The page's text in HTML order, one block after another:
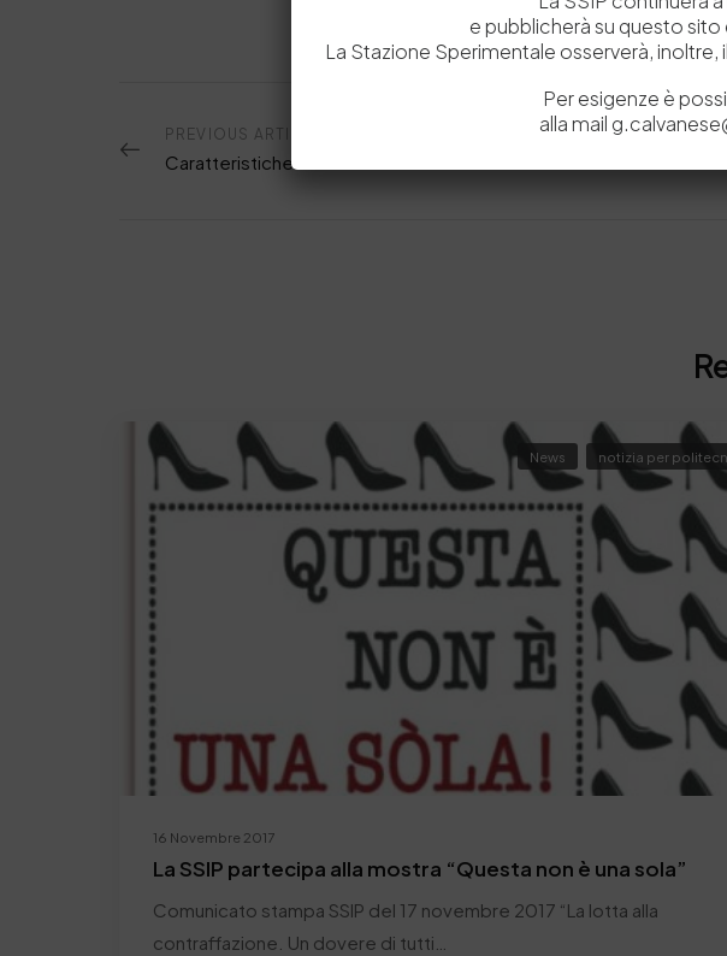
PREVIOUS ARTICOLO
Caratteristiche della rifinizione Release
16 Novembre 2017
News notizia per
La SSIP partecipa alla mostra “Questa non è una sola”
Comunicato stampa SSIP del 17 novembre 2017 “La lotta alla
contraffazione. Un dovere di tutti…
e pubblicherà su questo
La Stazione Sperimentale osserverà,
Per esigenze è
alla mail